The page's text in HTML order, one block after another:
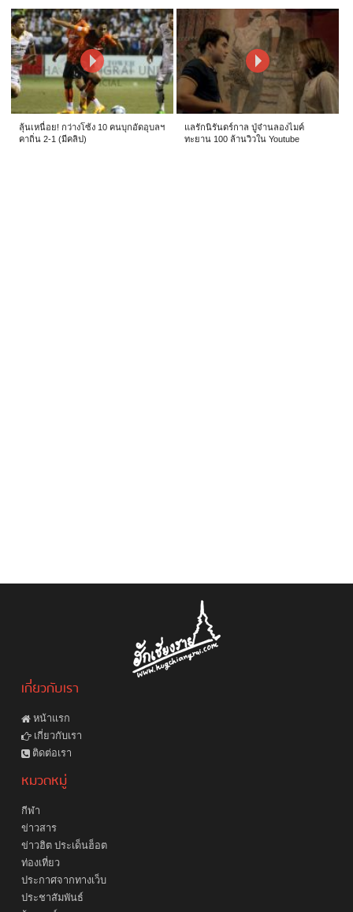
ลุ้นเหนื่อย! กว่างโซ้ง 10 คนบุกอัดอุบลฯ
คาถิ่น 2-1 (มีคลิป)
แลรักนิรันดร์กาล ปู่จ๋านลองไมค์
ทะยาน 100 ล้านวิวใน Youtube
เกี่ยวกับเรา
หน้าแรก
เกี่ยวกับเรา
ติดต่อเรา
หมวดหมู่
กีฬา
ข่าวสาร
ข่าวฮิต ประเด็นฮ็อต
ท่องเที่ยว
ประกาศจากทางเว็บ
ประชาสัมพันธ์